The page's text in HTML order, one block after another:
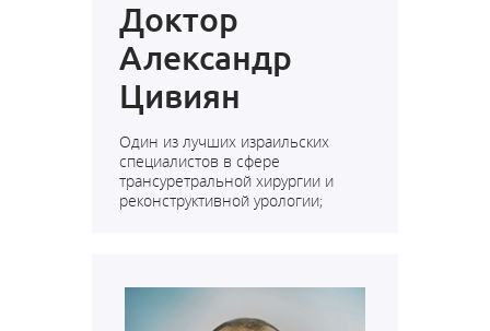
Доктор
Александр
Цивиян
Один из лучших израильских
специалистов в сфере
трансуретральной хирургии и
реконструктивной урологии;